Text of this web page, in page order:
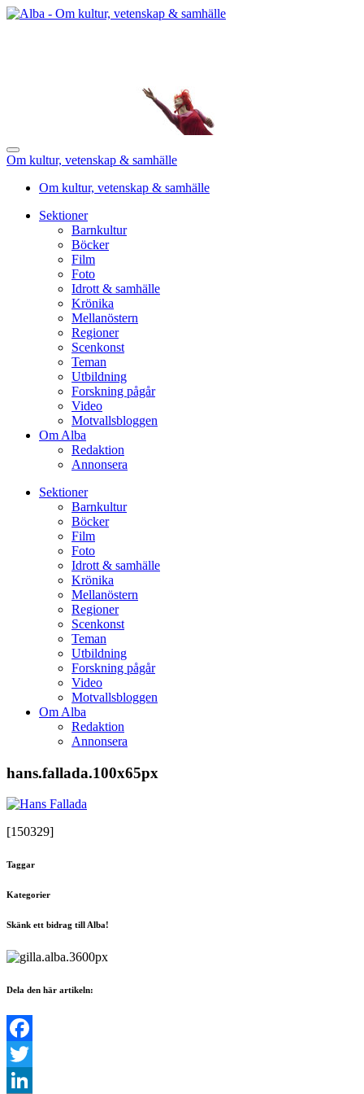
Om kultur, vetenskap & samhälle
Om kultur, vetenskap & samhälle
Sektioner
Barnkultur
Böcker
Film
Foto
Idrott & samhälle
Krönika
Mellanöstern
Regioner
Scenkonst
Teman
Utbildning
Forskning pågår
Video
Motvallsbloggen
Om Alba
Redaktion
Annonsera
Sektioner
Barnkultur
Böcker
Film
Foto
Idrott & samhälle
Krönika
Mellanöstern
Regioner
Scenkonst
Teman
Utbildning
Forskning pågår
Video
Motvallsbloggen
Om Alba
Redaktion
Annonsera
hans.fallada.100x65px
[150329]
Taggar
Kategorier
Skänk ett bidrag till Alba!
Dela den här artikeln:
Facebook
Twitter